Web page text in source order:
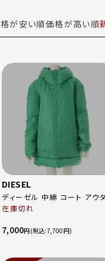
が安い順価格が高い順
DIESEL
ディーゼル 中綿 コート アウター
グリーン M
在庫切れ
7,000円 7,700